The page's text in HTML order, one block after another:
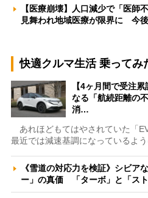
【医療崩壊】人口減少で「医師
見舞われ地域医療が限界に 今
快適クルマ生活 乗ってみ
【4ヶ月間で受注
なる「航続距離の
消…
あれほどもてはやされていた「
最近では減速基調になっているよ
《雪道の対応力を検証》シビア
ー」の真価 「ターボ」と「ス